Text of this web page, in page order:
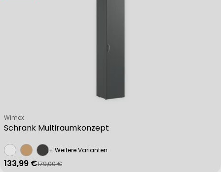
Schrank Multiraumkonzept
Verkäufer:
Wimex
+ Weitere Varianten
Verkaufspreis
133,99 €
Regulärer Preis
179,00 €